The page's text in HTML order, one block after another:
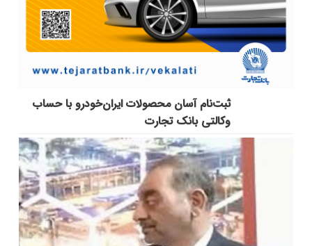
ثبت‌نام آسان محصولات ایران‌خودرو با حساب
وکالتی بانک تجارت